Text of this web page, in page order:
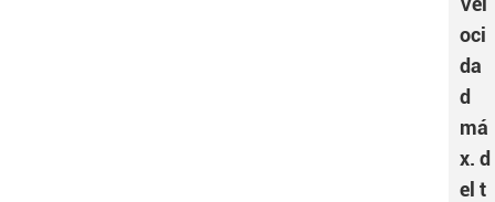
oci
da
d
má
x. d
el t